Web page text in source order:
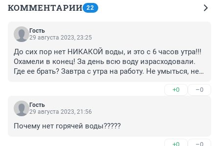
КОММЕНТАРИИ 22
Гость
29 августа 2023, 23:25
До сих пор нет НИКАКОЙ воды, и это с 6 часов утра!!!
Охамели в конец! За день всю воду израсходовали.
Где ее брать? Завтра с утра на работу. Не умыться, не в
+0 –0
Гость
29 августа 2023, 21:56
Почему нет горячей воды?????
+0 –0